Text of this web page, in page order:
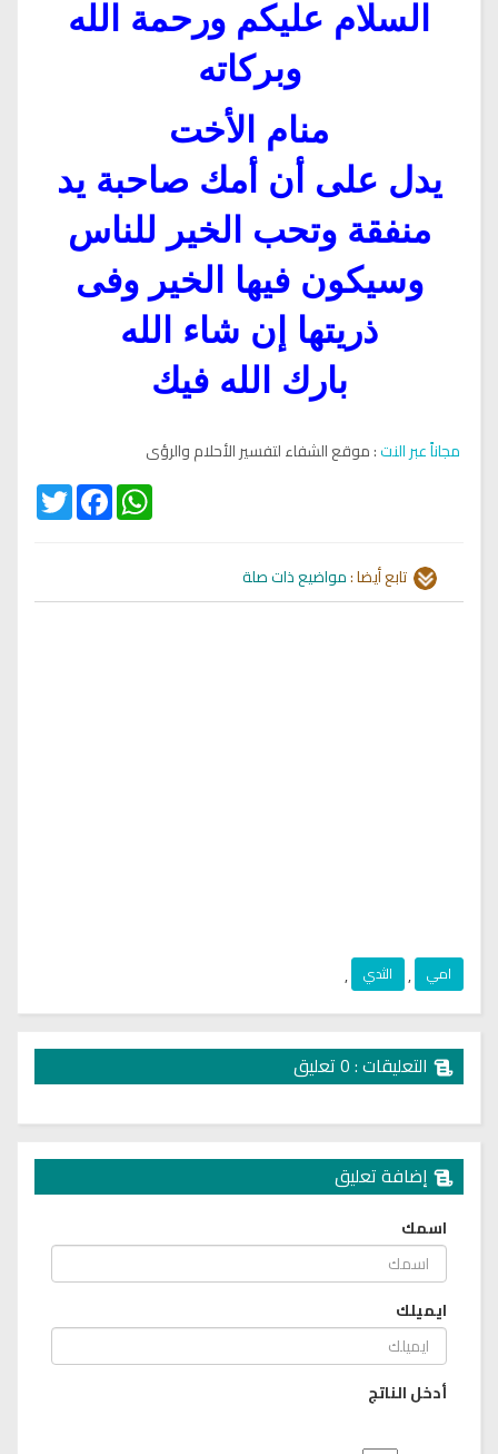
السلام عليكم ورحمة الله
وبركاته
منام الأخت
يدل على أن أمك صاحبة يد
منفقة وتحب الخير للناس
وسيكون فيها الخير وفى
ذريتها إن شاء الله
بارك الله فيك
مجاناً عبر النت: موقع الشفاء لتفسير الأحلام والرؤى
Twitter
FacebookWhatsApp
تابع أيضا :مواضيع ذات صلة
امي , الثدي ,
التعليقات : 0 تعليق
إضافة تعليق
اسمك
ايميلك
أدخل الناتج